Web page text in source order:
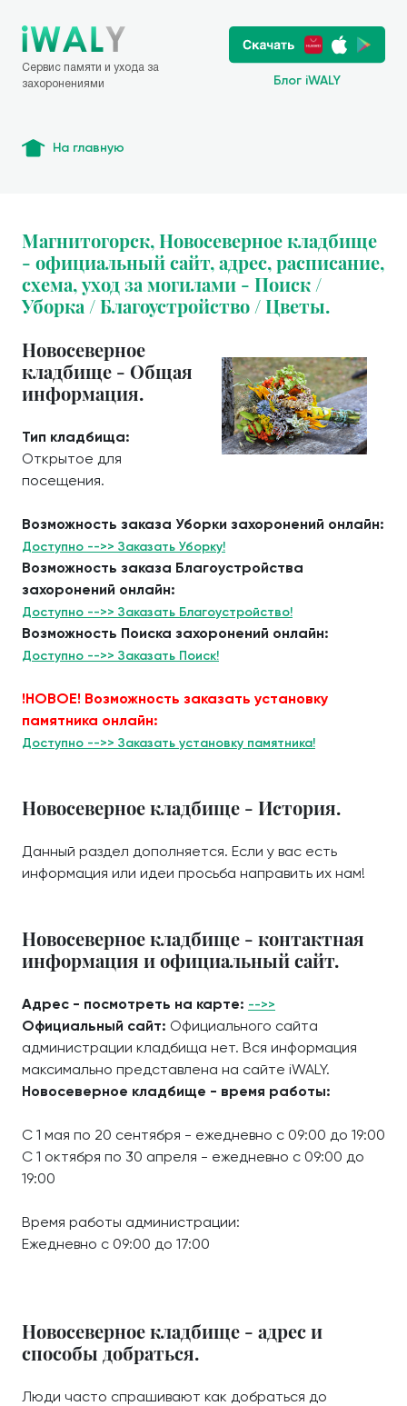
Сервис памяти и ухода за
захоронениями
Блог iWALY
На главную
Магнитогорск, Новосеверное кладбище
- официальный сайт, адрес, расписание,
схема, уход за могилами - Поиск /
Уборка / Благоустройство / Цветы.
Новосеверное
кладбище - Общая
информация.
Тип кладбища:
Открытое для
посещения.
Возможность заказа Уборки захоронений онлайн:
Доступно -->> Заказать Уборку!
Возможность заказа Благоустройства
захоронений онлайн:
Доступно -->> Заказать Благоустройство!
Возможность Поиска захоронений онлайн:
Доступно -->> Заказать Поиск!
!НОВОЕ! Возможность заказать установку
памятника онлайн:
Доступно -->> Заказать установку памятника!
Новосеверное кладбище - История.
Данный раздел дополняется. Если у вас есть
информация или идеи просьба направить их нам!
Новосеверное кладбище - контактная
информация и официальный сайт.
Адрес - посмотреть на карте: -->>
Официальный сайт: Официального сайта
администрации кладбища нет. Вся информация
максимально представлена на сайте iWALY.
Новосеверное кладбище - время работы:
С 1 мая по 20 сентября - ежедневно с 09:00 до 19:00
С 1 октября по 30 апреля - ежедневно с 09:00 до
19:00
Время работы администрации:
Ежедневно с 09:00 до 17:00
Новосеверное кладбище - адрес и
способы добраться.
Люди часто спрашивают как добраться до